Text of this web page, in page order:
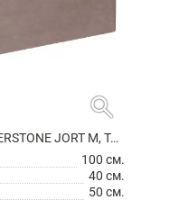
search
КАШПО FIBERSTONE JORT M, TAUPE
100 см.
40 см.
50 см.